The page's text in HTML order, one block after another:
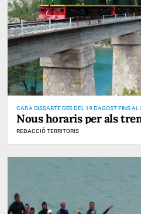
CADA DISSABTE DES DEL 19 D'AGOST FINS AL
Nous horaris per als
REDACCIÓ TERRITORIS